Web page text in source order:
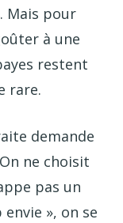
. Mais pour
à une
restent
rare.
demande
ne choisit
pas un
envie », on se